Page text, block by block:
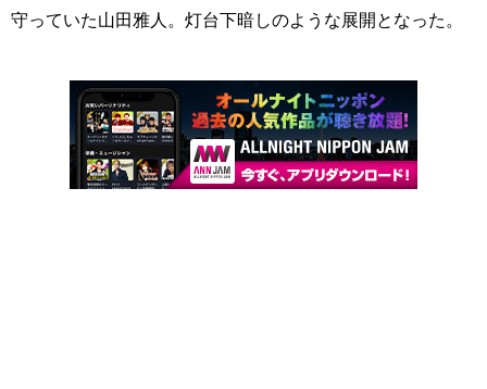
守っていた山田雅人。灯台下暗しのような展開となった。